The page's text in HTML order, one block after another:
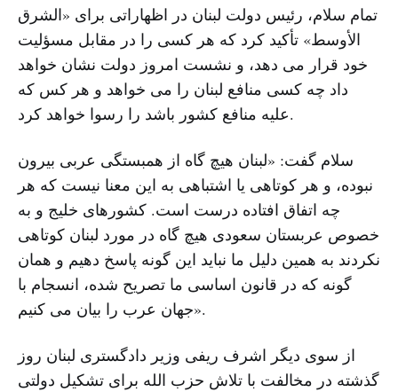
تمام سلام، رئیس دولت لبنان در اظهاراتی برای «الشرق
الأوسط» تأکید کرد که هر کسی را در مقابل مسؤلیت
خود قرار می دهد، و نشست امروز دولت نشان خواهد
داد چه کسی منافع لبنان را می خواهد و هر کس که
علیه منافع کشور باشد را رسوا خواهد کرد.
سلام گفت: «لبنان هیچ گاه از همبستگی عربی بیرون
نبوده، و هر کوتاهی یا اشتباهی به این معنا نیست که هر
چه اتفاق افتاده درست است. کشورهای خلیج و به
خصوص عربستان سعودی هیچ گاه در مورد لبنان کوتاهی
نکردند به همین دلیل ما نباید این گونه پاسخ دهیم و همان
گونه که در قانون اساسی ما تصریح شده، انسجام با
جهان عرب را بیان می کنیم».
از سوی دیگر اشرف ریفی وزیر دادگستری لبنان روز
گذشته در مخالفت با تلاش حزب الله برای تشکیل دولتی